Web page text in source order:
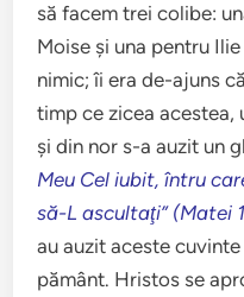
să facem trei colibe:
Moise şi una pentru
nimic; îi era de-ajuns
timp ce zicea
şi din nor s-a auzit un
Meu Cel iubit, întru
să-L ascultaţi” (Matei
au auzit aceste
pământ. Hristos se